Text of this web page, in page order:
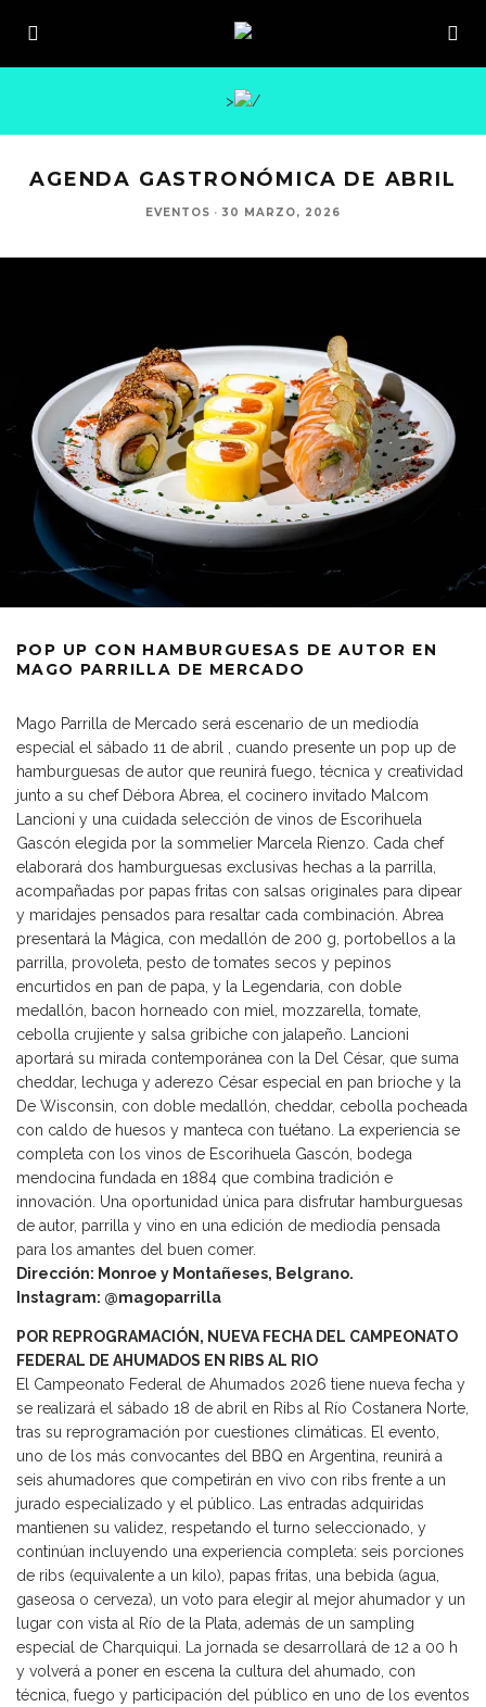
>
AGENDA GASTRONÓMICA DE ABRIL
EVENTOS · 30 MARZO, 2026
POP UP CON HAMBURGUESAS DE AUTOR EN
MAGO PARRILLA DE MERCADO
Mago Parrilla de Mercado será escenario de un mediodía
especial el sábado 11 de abril , cuando presente un pop up de
hamburguesas de autor que reunirá fuego, técnica y creatividad
junto a su chef Débora Abrea, el cocinero invitado Malcom
Lancioni y una cuidada selección de vinos de Escorihuela
Gascón elegida por la sommelier Marcela Rienzo. Cada chef
elaborará dos hamburguesas exclusivas hechas a la parrilla,
acompañadas por papas fritas con salsas originales para dipear
y maridajes pensados para resaltar cada combinación. Abrea
presentará la Mágica, con medallón de 200 g, portobellos a la
parrilla, provoleta, pesto de tomates secos y pepinos
encurtidos en pan de papa, y la Legendaria, con doble
medallón, bacon horneado con miel, mozzarella, tomate,
cebolla crujiente y salsa gribiche con jalapeño. Lancioni
aportará su mirada contemporánea con la Del César, que suma
cheddar, lechuga y aderezo César especial en pan brioche y la
De Wisconsin, con doble medallón, cheddar, cebolla pocheada
con caldo de huesos y manteca con tuétano. La experiencia se
completa con los vinos de Escorihuela Gascón, bodega
mendocina fundada en 1884 que combina tradición e
innovación. Una oportunidad única para disfrutar hamburguesas
de autor, parrilla y vino en una edición de mediodía pensada
para los amantes del buen comer.
Dirección: Monroe y Montañeses, Belgrano.
Instagram: @magoparrilla
POR REPROGRAMACIÓN, NUEVA FECHA DEL CAMPEONATO
FEDERAL DE AHUMADOS EN RIBS AL RIO
El Campeonato Federal de Ahumados 2026 tiene nueva fecha y
se realizará el sábado 18 de abril en Ribs al Río Costanera Norte,
tras su reprogramación por cuestiones climáticas. El evento,
uno de los más convocantes del BBQ en Argentina, reunirá a
seis ahumadores que competirán en vivo con ribs frente a un
jurado especializado y el público. Las entradas adquiridas
mantienen su validez, respetando el turno seleccionado, y
continúan incluyendo una experiencia completa: seis porciones
de ribs (equivalente a un kilo), papas fritas, una bebida (agua,
gaseosa o cerveza), un voto para elegir al mejor ahumador y un
lugar con vista al Río de la Plata, además de un sampling
especial de Charquiqui. La jornada se desarrollará de 12 a 00 h
y volverá a poner en escena la cultura del ahumado, con
técnica, fuego y participación del público en uno de los eventos